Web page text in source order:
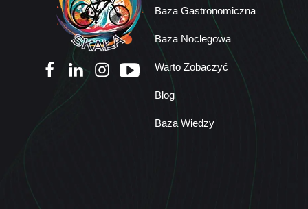
Baza Gastronomiczna
Baza Noclegowa
Warto Zobaczyć
Blog
Baza Wiedzy